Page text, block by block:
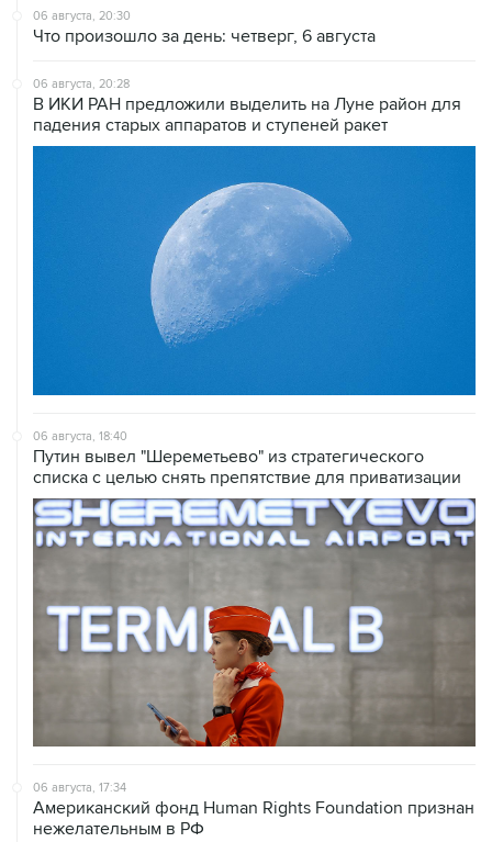
06 августа, 20:30
Что произошло за день: четверг, 6 августа
06 августа, 20:28
В ИКИ РАН предложили выделить на Луне район для
падения старых аппаратов и ступеней ракет
06 августа, 18:40
Путин вывел "Шереметьево" из стратегического
списка с целью снять препятствие для приватизации
06 августа, 17:34
Американский фонд Human Rights Foundation признан
нежелательным в РФ